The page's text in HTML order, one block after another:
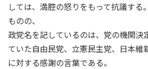
しては、満腔の怒りをもって抗議する
ものの、
政党名を記しているのは、党の機関決
ていた自由民党、立憲民主党、日本維
に対する感謝の言葉である。